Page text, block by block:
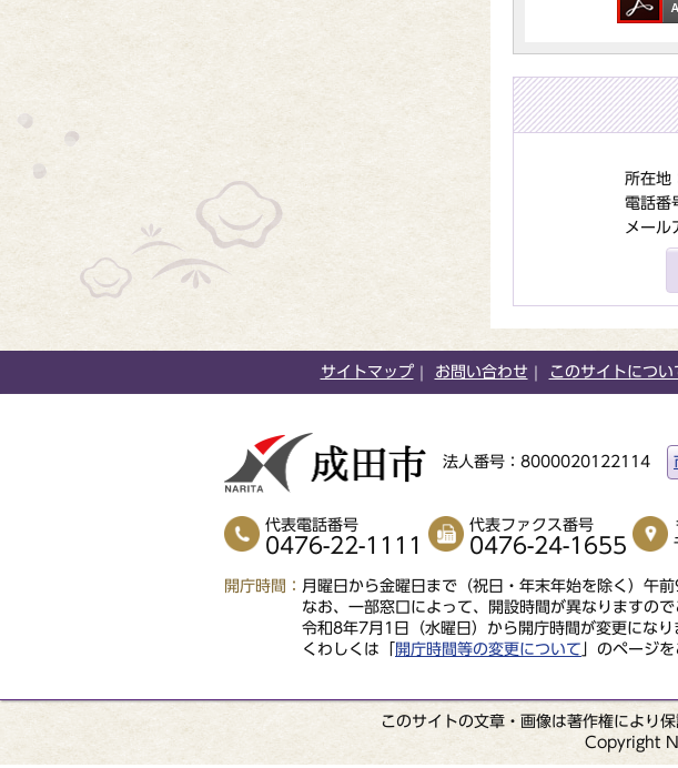
所在地
電話番
メー
サイトマップ お問い合わせ このサイトについ
法人番号：8000020122114
代表電話番号
0476-22-1111
代表ファクス番号
0476-24-1655
開庁時間
月曜日から金曜日まで（祝日・年末年始を除く）午
なお、一部窓口によって、開設時間が異なりますので
令和8年7月1日（水曜日）から開庁時間が変更になり
くわしくは「 開庁時間等の変更について 」のページ
このサイトの文章・画像は著作権により
Copyright